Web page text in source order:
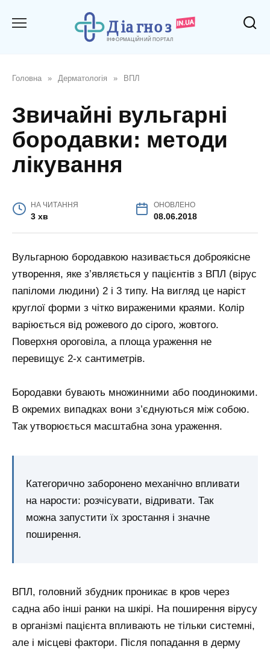
Головна » Дерматологія » ВПЛ
Звичайні вульгарні
бородавки: методи
лікування
НА ЧИТАННЯ
3 хв
ОНОВЛЕНО
08.06.2018
Вульгарною бородавкою називається доброякісне
утворення, яке з’являється у пацієнтів з ВПЛ (вірус
папіломи людини) 2 і 3 типу. На вигляд це наріст
круглої форми з чітко вираженими краями. Колір
варіюється від рожевого до сірого, жовтого.
Поверхня ороговіла, а площа ураження не
перевищує 2-х сантиметрів.
Бородавки бувають множинними або поодинокими.
В окремих випадках вони з’єднуються між собою.
Так утворюється масштабна зона ураження.
Категорично заборонено механічно впливати
на нарости: розчісувати, відривати. Так
можна запустити їх зростання і значне
поширення.
ВПЛ, головний збудник проникає в кров через
садна або інші ранки на шкірі. На поширення вірусу
в організмі пацієнта впливають не тільки системні,
але і місцеві фактори. Після попадання в дерму